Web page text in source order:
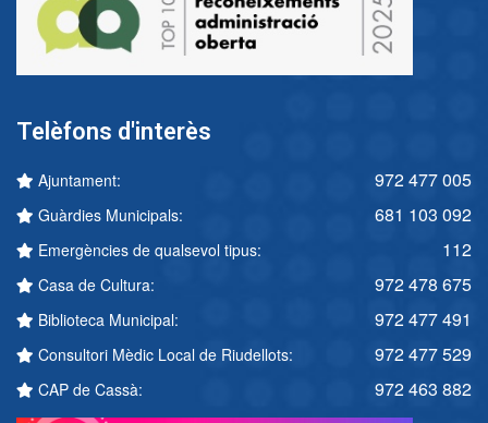
Telèfons d'interès
Ajuntament: 972 477 005
Guàrdies Municipals: 681 103 092
Emergències de qualsevol tipus: 112
Casa de Cultura: 972 478 675
Biblioteca Municipal: 972 477 491
Consultori Mèdic Local de Riudellots: 972 477 529
CAP de Cassà: 972 463 882